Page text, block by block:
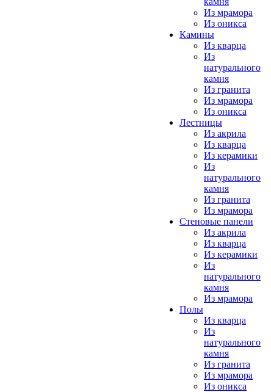
Из мрамора
Из оникса
Камины
Из кварца
Из
натурального
камня
Из гранита
Из мрамора
Из оникса
Лестницы
Из акрила
Из кварца
Из керамики
Из
натурального
камня
Из гранита
Из мрамора
Стеновые панели
Из акрила
Из кварца
Из керамики
Из
натурального
камня
Из мрамора
Полы
Из кварца
Из
натурального
камня
Из гранита
Из мрамора
Из оникса